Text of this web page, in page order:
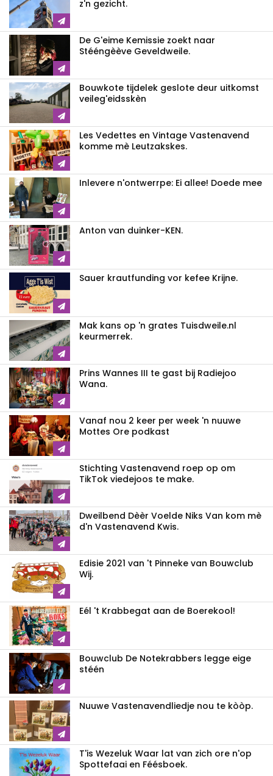
z'n gezicht.
De G'eime Kemissie zoekt naar
Stééngèève Geveldweile.
Bouwkote tijdelek geslote deur uitkomst
veileg'eidsskèn
Les Vedettes en Vintage Vastenavend
komme mè Leutzakskes.
Inlevere n'ontwerrpe: Ei allee! Doede mee
Anton van duinker-KEN.
Sauer krautfunding vor kefee Krijne.
Mak kans op 'n grates Tuisdweile.nl
keurmerrek.
Prins Wannes III te gast bij Radiejoo
Wana.
Vanaf nou 2 keer per week 'n nuuwe
Mottes Ore podkast
Stichting Vastenavend roep op om
TikTok viedejoos te make.
Dweilbend Dèèr Voelde Niks Van kom mè
d'n Vastenavend Kwis.
Edisie 2021 van 't Pinneke van Bouwclub
Wij.
Eél 't Krabbegat aan de Boerekool!
Bouwclub De Notekrabbers legge eige
stéén
Nuuwe Vastenavendliedje nou te kòòp.
T'is Wezeluk Waar lat van zich ore n'op
Spottefaai en Féésboek.